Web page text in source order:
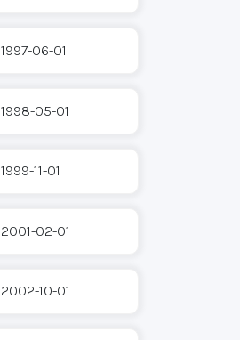
1997-06-01
1998-05-01
1999-11-01
2001-02-01
2002-10-01